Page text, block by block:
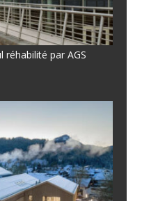
réhabilité par AGS